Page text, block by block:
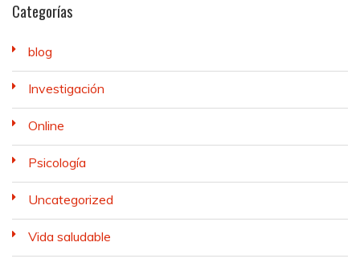
Categorías
blog
Investigación
Online
Psicología
Uncategorized
Vida saludable